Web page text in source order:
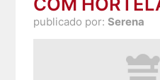
publicado por: Serena